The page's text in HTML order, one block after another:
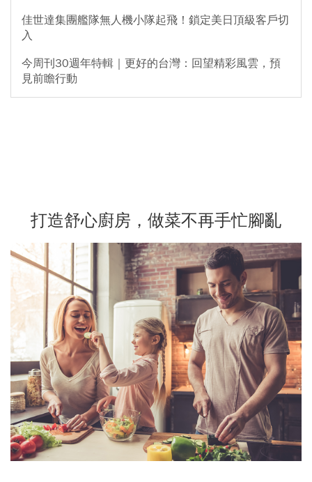
佳世達集團艦隊無人機小隊起飛！鎖定美日頂級客戶切
入
今周刊30週年特輯｜更好的台灣：回望精彩風雲，預
見前瞻行動
打造舒心廚房，做菜不再手忙腳亂